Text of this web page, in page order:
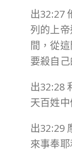
出32:27
列的上
間，從
要殺自己
出32:28
天百姓
出32:29
來事奉